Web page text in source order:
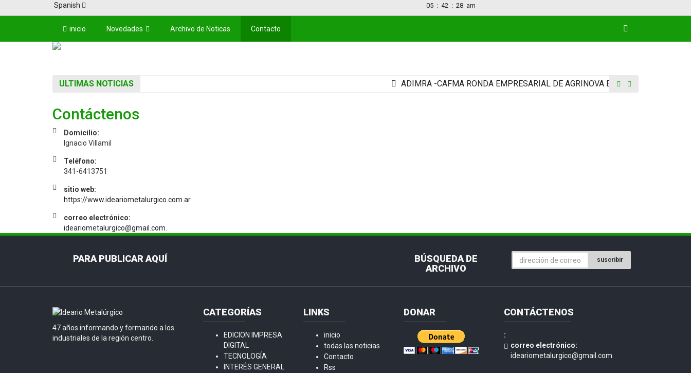
Spanish 05 : 42 : 28 am
inicio Novedades Archivo de Noticas Contacto
ULTIMAS NOTICIAS ADIMRA -CAFMA RONDA EMPRESARIAL DE AGRINOVA EN LA RURAL
Contáctenos
Domicilio:
Ignacio Villamil
Teléfono:
341-6413751
sitio web:
https://www.ideariometalurgico.com.ar
correo electrónico:
ideariometalurgico@gmail.com.
PARA PUBLICAR AQUÍ
BÚSQUEDA DE
ARCHIVO
suscribir
47 años informando y formando a los
industriales de la región centro.
CATEGORÍAS
EDICION IMPRESA
DIGITAL
TECNOLOGÍA
INTERÉS GENERAL
LINKS
inicio
todas las noticias
Contacto
Rss
DONAR CONTÁCTENOS
:
correo electrónico:
ideariometalurgico@gmail.com.